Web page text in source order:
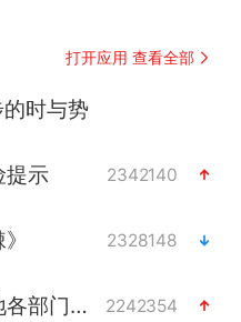
打开应用 查看全部
时与势
提示 2342140
2328148
台风“白海豚”登陆 各地各部门全力应对 2242354